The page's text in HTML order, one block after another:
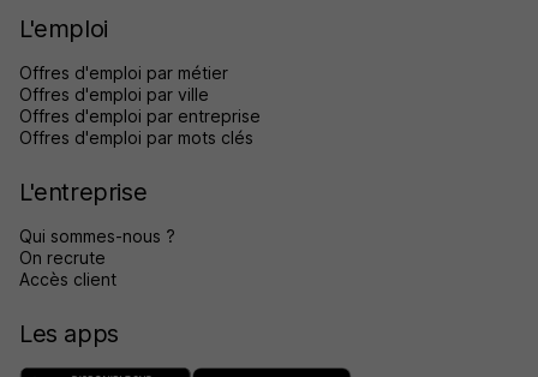
L'emploi
Offres d'emploi par métier
Offres d'emploi par ville
Offres d'emploi par entreprise
Offres d'emploi par mots clés
L'entreprise
Qui sommes-nous ?
On recrute
Accès client
Les apps